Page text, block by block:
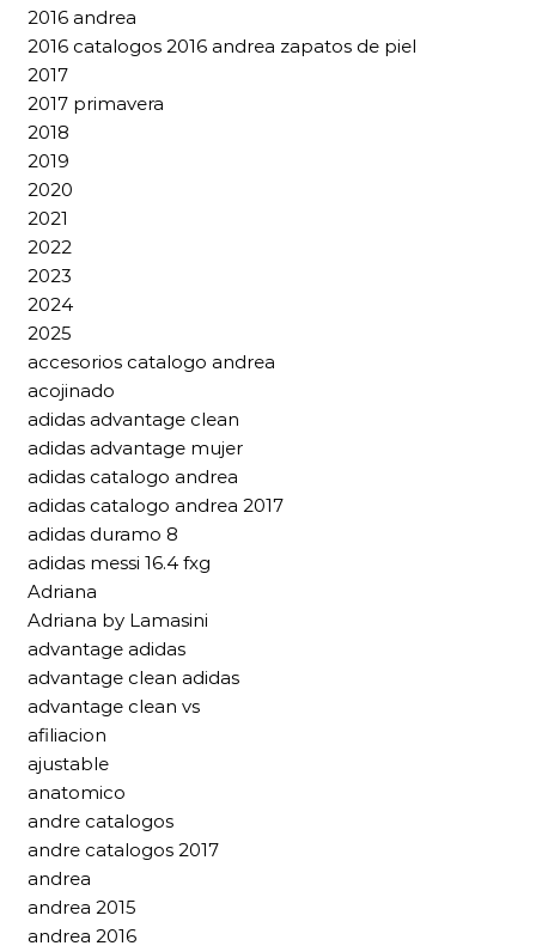
2016 andrea
2016 catalogos 2016 andrea zapatos de piel
2017
2017 primavera
2018
2019
2020
2021
2022
2023
2024
2025
accesorios catalogo andrea
acojinado
adidas advantage clean
adidas advantage mujer
adidas catalogo andrea
adidas catalogo andrea 2017
adidas duramo 8
adidas messi 16.4 fxg
Adriana
Adriana by Lamasini
advantage adidas
advantage clean adidas
advantage clean vs
afiliacion
ajustable
anatomico
andre catalogos
andre catalogos 2017
andrea
andrea 2015
andrea 2016